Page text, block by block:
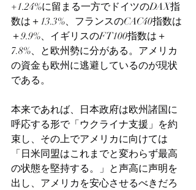
+1.24%に留まる一方でドイツのDAX指
数は＋13.3%、フランスのCAC40指数は
＋9.9%、イギリスのFT100指数は＋
7.8%、と欧州勢に分がある。アメリカ
の資金も欧州に逃避しているのが現状
である。
本来であれば、日本政府は欧州諸国に
呼応する形で「ウクライナ支援」を約
束し、その上でアメリカに向けては
「日米同盟はこれまでと変わらず最高
の状態を堅持する。」と声高に声明を
出し、アメリカを安心させるべきだろ